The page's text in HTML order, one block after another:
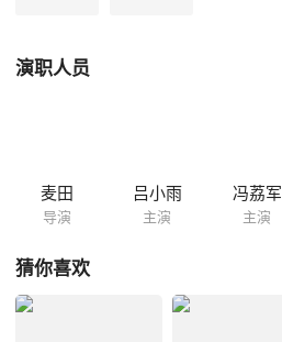
演职人员
麦田
导演
吕小雨
主演
冯荔军
主演
猜你喜欢